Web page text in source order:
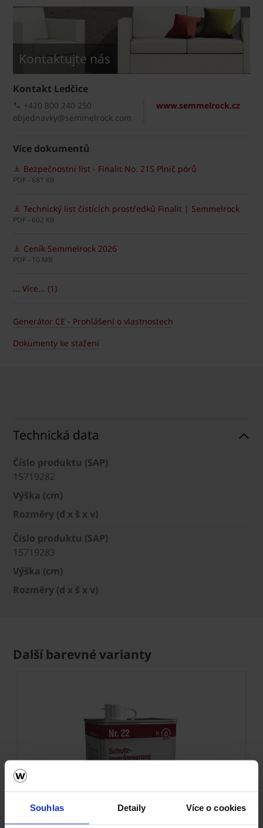
Souhlas Detaily Více o cookies
Kontaktujte nás
Kontakt Ledčice
www.semmelrock.cz
+420 800 240 250
objednavky@semmelrock.com
Více dokumentů
Bezpečnostní list - Finalit No. 21S Plnič pórů
PDF - 681 KB
Technický list čistících prostředků Finalit | Semmelrock
PDF - 602 KB
Ceník Semmelrock 2026
PDF - 10 MB
... Více... (1)
Generátor CE - Prohlášení o vlastnostech
Dokumenty ke stažení
Technická data
Číslo produktu (SAP)
15719282
Výška (cm)
Rozměry (d x š x v)
Číslo produktu (SAP)
15719283
Výška (cm)
Rozměry (d x š x v)
Další barevné varianty